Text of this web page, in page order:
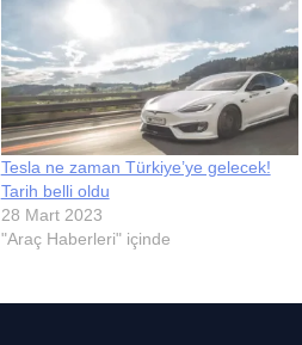
Tesla ne zaman Türkiye’ye gelecek!
Tarih belli oldu
28 Mart 2023
"Araç Haberleri" içinde